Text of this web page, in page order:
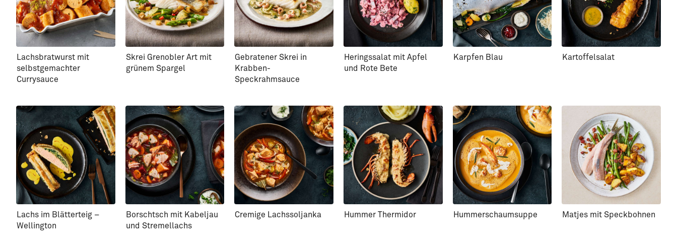
Lachsbratwurst mit
selbstgemachter
Currysauce
Skrei Grenobler Art mit
grünem Spargel
Gebratener Skrei in
Krabben-
Speckrahmsauce
Heringssalat mit Apfel
und Rote Bete
Karpfen Blau Kartoffelsalat
Lachs im Blätterteig –
Wellington
Borschtsch mit Kabeljau
und Stremellachs
Cremige Lachssoljanka Hummer Thermidor Hummerschaumsuppe Matjes mit Speckbohnen